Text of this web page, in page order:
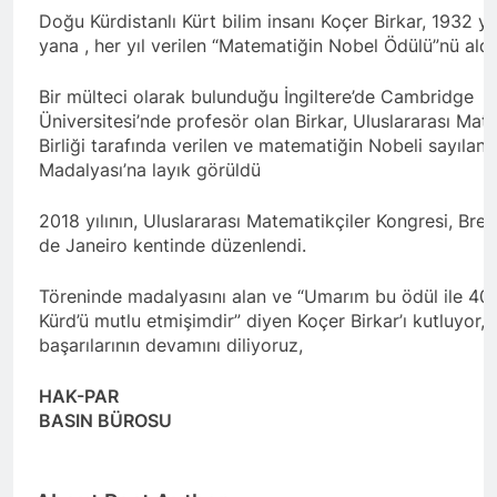
toplantıya Genel Başkan
Düzgün Kaplan’da katıldı.
birinci oturumunda
moderatör Ercan İlgin,
konuşmacılar Yazar Ümit
Fırat, Prf. Dr. Aziz Yağan ve
Doç. Dr. Bülent Küçük ülkede
ve ortadoğu’da gelişen son
süreci değerlendiren
sunumlarını yaptılar.
meşru haklarının tanınması
ile gerçekleşebilir. 1 EYLÜL
OLSUN
11 Ay Ago
HAK-PAR Urfa ili SİVEREK
ilçe kongresi yapıldı.
11 Ay Ago
Hak ve Özgürlükler Partisi-
HAK-PAR Heyeti, Hewler’de
ziyaret etti
HAK-PAR Heyeti
Hewler’de ENKS ile
HAK-PAR Heyeti Hewler’de
KDP ALAKAD ile görüştü
HAK-PAR Heyeti 25 ağustos
2025’te Hewler’de KDP
12 Ay Ago
Doğu Kürdistanlı Kürt bilim insanı Koçer Birkar, 1932
yana , her yıl verilen “Matematiğin Nobel Ödülü”nü
Bir mülteci olarak bulunduğu İngiltere’de Cambridge
Üniversitesi’nde profesör olan Birkar, Uluslararası
Birliği tarafında verilen ve matematiğin Nobeli sayılan
Madalyası’na layık görüldü
2018 yılının, Uluslararası Matematikçiler Kongresi,
de Janeiro kentinde düzenlendi.
Töreninde madalyasını alan ve “Umarım bu ödül ile
Kürd’ü mutlu etmişimdir” diyen Koçer Birkar’ı kutluyor,
başarılarının devamını diliyoruz,
HAK-PAR
BASIN BÜROSU